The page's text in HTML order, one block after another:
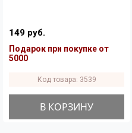
149 руб.
Подарок при покупке от
5000
Код товара: 3539
В КОРЗИНУ